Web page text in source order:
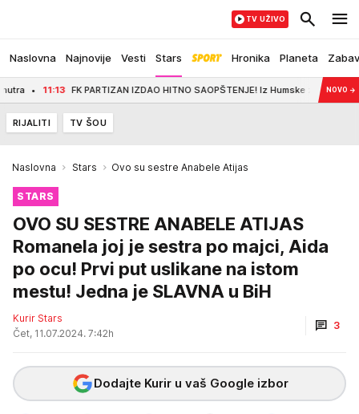
Naslovna Najnovije Vesti Stars Hronika Planeta
TV UŽIVO
11:13 FK PARTIZAN IZDAO HITNO SAOPŠTENJE! Iz Humske zagrmeli:NOVO →
RIJALITI TV ŠOU
Naslovna Stars Ovo su sestre Anabele Atijas
STARS
OVO SU SESTRE ANABELE ATIJAS
Romanela joj je sestra po majci, Aida
po ocu! Prvi put uslikane na istom
mestu! Jedna je SLAVNA u BiH
Kurir Stars
Čet, 11.07.2024. 7:42h
3
Dodajte Kurir u vaš Google izbor